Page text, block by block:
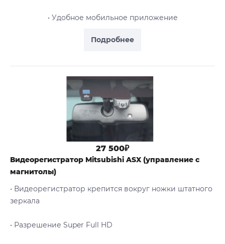
Подробнее
• Удобное мобильное приложение
27 500₽
Видеорегистратор Mitsubishi ASX (управление с
магнитолы)
• Видеорегистратор крепится вокруг ножки штатного
зеркала
• Разрешение Super Full HD